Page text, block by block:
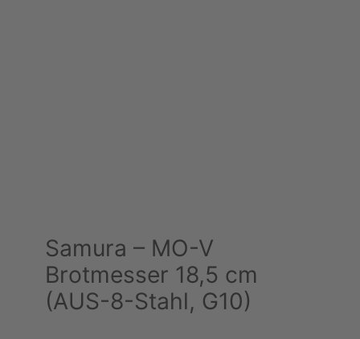
Samura – MO-V
Brotmesser 18,5 cm
(AUS-8-Stahl, G10)